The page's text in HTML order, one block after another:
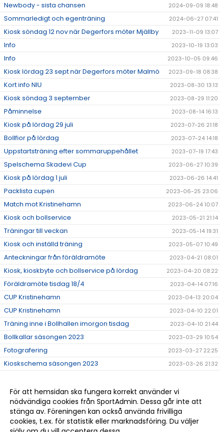
Newbody - sista chansen 2024-09-09 18:48
Sommarledigt och egenträning 2024-06-27 07:41
Kiosk söndag 12 nov när Degerfors möter Mjällby 2023-11-09 13:07
Info 2023-10-19 13:03
Info 2023-10-05 09:46
Kiosk lördag 23 sept när Degerfors möter Malmö 2023-09-18 08:38
Kort info NIU 2023-08-30 13:13
Kiosk söndag 3 september 2023-08-29 11:20
Påminnelse 2023-08-14 16:13
Kiosk på lördag 29 juli 2023-07-26 21:18
Bollfior på lördag 2023-07-24 14:18
Uppstartsträning efter sommaruppehållet 2023-07-19 17:43
Spelschema Skadevi Cup 2023-06-27 10:39
Kiosk på lördag 1 juli 2023-06-26 14:41
Packlista cupen 2023-06-25 23:06
Match mot Kristinehamn 2023-06-24 10:07
Kiosk och bollservice 2023-05-21 21:14
Träningar till veckan 2023-05-14 19:31
Kiosk och inställd träning 2023-05-07 10:49
Anteckningar från föräldramöte 2023-04-21 08:01
Kiosk, kioskbyte och bollservice på lördag 2023-04-20 08:22
Föräldramöte tisdag 18/4 2023-04-14 07:16
CUP Kristinehamn 2023-04-13 20:04
CUP Kristinehamn 2023-04-10 22:01
Träning inne i Bollhallen imorgon tisdag 2023-04-10 21:44
Bollkallar säsongen 2023 2023-03-29 10:54
Fotografering 2023-03-27 22:25
Kioskschema säsongen 2023 2023-03-26 21:32
Ändrad tid för sportlovsträning 2023-02-22 22:55
Träning under sportlovet 2023-02-16 19:12
Info 2023-02-07 09:51
För att hemsidan ska fungera korrekt använder vi
nödvändiga cookies från SportAdmin. Dessa går inte att
stänga av. Föreningen kan också använda frivilliga
cookies, t.ex. för statistik eller marknadsföring. Du väljer